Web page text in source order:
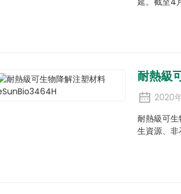
耐熱級
2020
耐熱級可
生資源、